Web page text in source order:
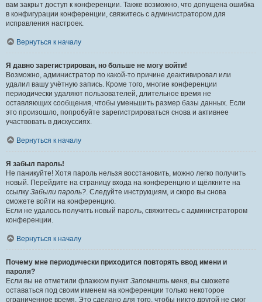
вам закрыт доступ к конференции. Также возможно, что допущена ошибка
в конфигурации конференции, свяжитесь с администратором для
исправления настроек.
Вернуться к началу
Я давно зарегистрирован, но больше не могу войти!
Возможно, администратор по какой-то причине деактивировал или
удалил вашу учётную запись. Кроме того, многие конференции
периодически удаляют пользователей, длительное время не
оставляющих сообщения, чтобы уменьшить размер базы данных. Если
это произошло, попробуйте зарегистрироваться снова и активнее
участвовать в дискуссиях.
Вернуться к началу
Я забыл пароль!
Не паникуйте! Хотя пароль нельзя восстановить, можно легко получить
новый. Перейдите на страницу входа на конференцию и щёлкните на
ссылку Забыли пароль?. Следуйте инструкциям, и скоро вы снова
сможете войти на конференцию.
Если не удалось получить новый пароль, свяжитесь с администратором
конференции.
Вернуться к началу
Почему мне периодически приходится повторять ввод имени и
пароля?
Если вы не отметили флажком пункт Запомнить меня, вы сможете
оставаться под своим именем на конференции только некоторое
ограниченное время. Это сделано для того, чтобы никто другой не смог